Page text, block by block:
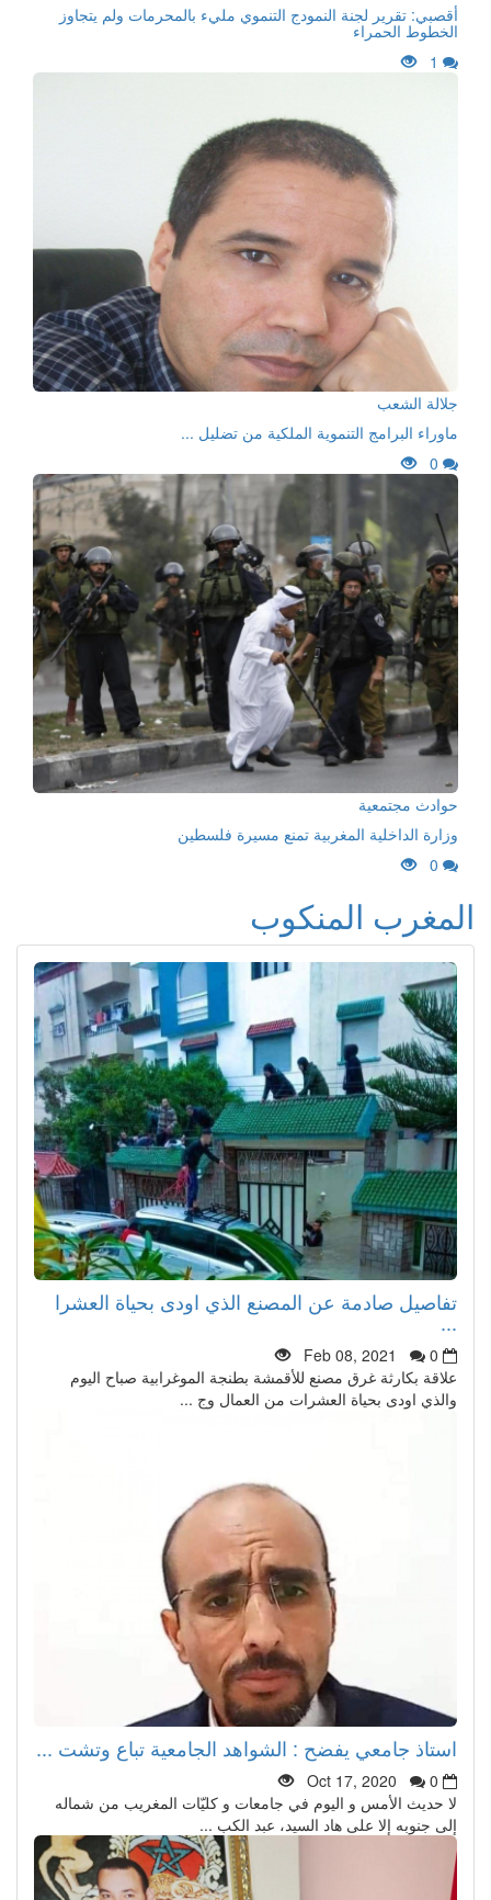
أقصبي: تقرير لجنة النمودج التنموي مليء بالمحرمات ولم يتجاوز
الخطوط الحمراء
1
جلالة الشعب
ماوراء البرامج التنموية الملكية من تضليل ...
0
حوادث مجتمعية
وزارة الداخلية المغربية تمنع مسيرة فلسطين
0
المغرب المنكوب
تفاصيل صادمة عن المصنع الذي اودى بحياة العشرا
Feb 08, 2021
0
علاقة بكارثة غرق مصنع للأقمشة بطنجة الموغرابية صباح اليوم
والذي اودى بحياة العشرات من العمال وج ...
استاذ جامعي يفضح : الشواهد الجامعية تباع وتشت ...
Oct 17, 2020
0
لا حديث الأمس و اليوم في جامعات و كليّات المغريب من شماله
إلى جنوبه إلا على هاد السيد، عبد الكب ...